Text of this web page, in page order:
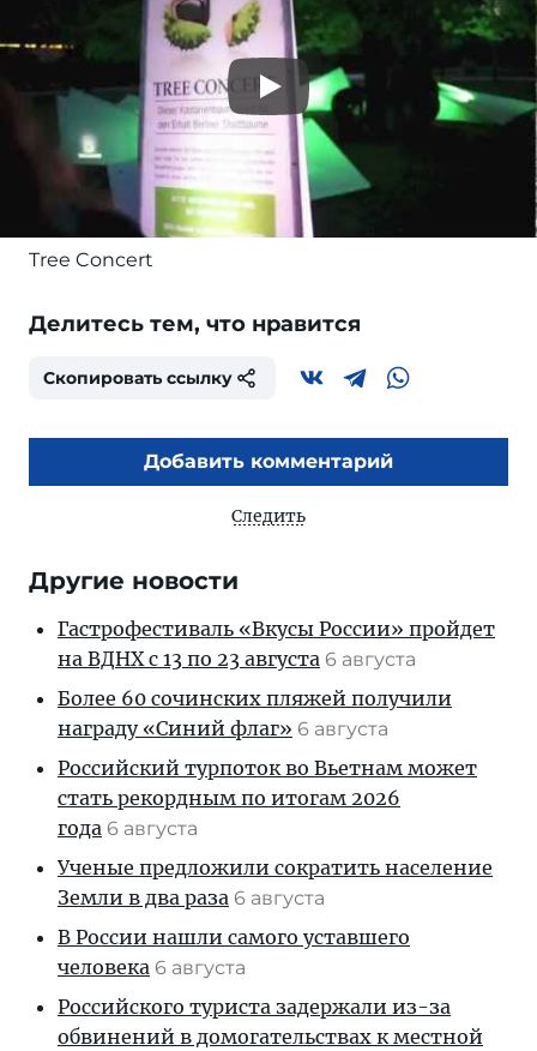
Tree Concert
Делитесь тем, что нравится
Скопировать ссылку
Добавить комментарий
Следить
Другие новости
Гастрофестиваль «Вкусы России» пройдет
на ВДНХ с 13 по 23 августа 6 августа
Более 60 сочинских пляжей получили
награду «Синий флаг» 6 августа
Российский турпоток во Вьетнам может
стать рекордным по итогам 2026
года 6 августа
Ученые предложили сократить население
Земли в два раза 6 августа
В России нашли самого уставшего
человека 6 августа
Российского туриста задержали из-за
обвинений в домогательствах к местной